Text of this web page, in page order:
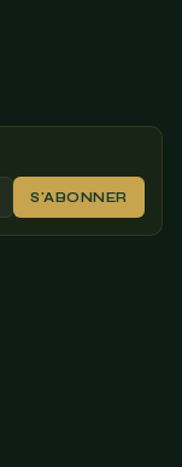
S'ABONNER